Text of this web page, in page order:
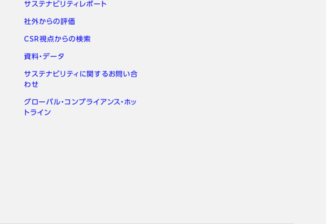
サステナビリティレポート
社外からの評価
CSR視点からの検索
資料・データ
サステナビリティに関するお問い合
わせ
グローバル・コンプライアンス・ホッ
トライン